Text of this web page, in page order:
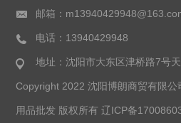
邮箱：
电话：13940429948
地址：沈阳市大东区津桥路7号
Copyright 2022 沈阳博朗商贸有限
用品批发 版权所有辽ICP备